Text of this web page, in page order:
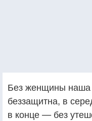
Без женщины
беззащитна, в
в конце — без